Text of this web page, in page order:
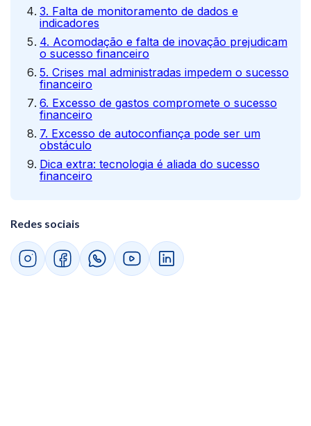
3. Falta de monitoramento de dados e
indicadores
4. Acomodação e falta de inovação prejudicam
o sucesso financeiro
5. Crises mal administradas impedem o sucesso
financeiro
6. Excesso de gastos compromete o sucesso
financeiro
7. Excesso de autoconfiança pode ser um
obstáculo
Dica extra: tecnologia é aliada do sucesso
financeiro
Redes sociais